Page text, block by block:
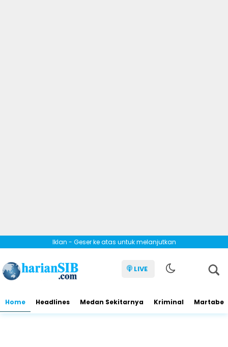
Iklan - Geser ke atas untuk melanjutkan
LIVE
Home Headlines Medan Sekitarnya Kriminal Martabe